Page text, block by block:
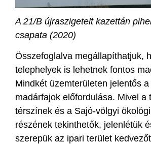
A 21/B újraszigetelt kazettán
csapata (2020)
Összefoglalva megállapíthatjuk,
telephelyek is lehetnek fontos
Mindkét üzemterületen jelentős
madárfajok előfordulása. Mivel a
térszínek és a Sajó-völgyi
részének tekinthetők, jelenlétük
szerepük az ipari terület